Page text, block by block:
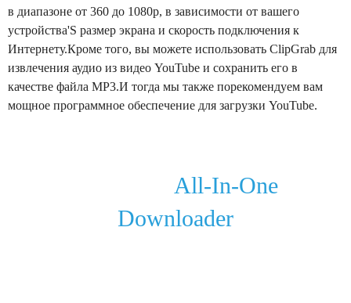
в диапазоне от 360 до 1080p, в зависимости от вашего
устройства'S размер экрана и скорость подключения к
Интернету.Кроме того, вы можете использовать ClipGrab для
извлечения аудио из видео YouTube и сохранить его в
качестве файла MP3.И тогда мы также порекомендуем вам
мощное программное обеспечение для загрузки YouTube.
All-In-One
Downloader